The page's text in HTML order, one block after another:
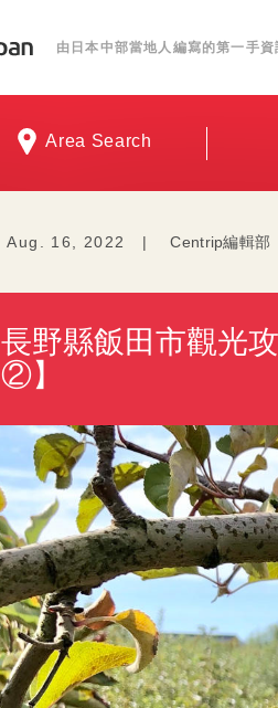
由日本中部當地人編寫的第一手
Area Search
Aug. 16, 2022 | Centrip編輯部
長野縣飯田市觀光
②】